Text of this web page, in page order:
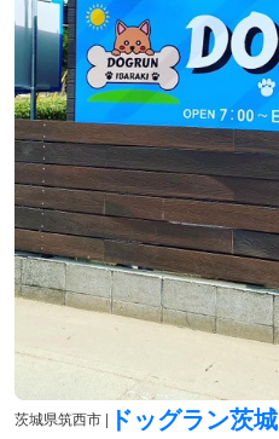
茨城県筑西市 | ドッグラン茨城